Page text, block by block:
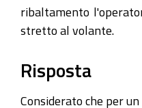
ribaltamento
stretto al volante.
Risposta
Considerato che per